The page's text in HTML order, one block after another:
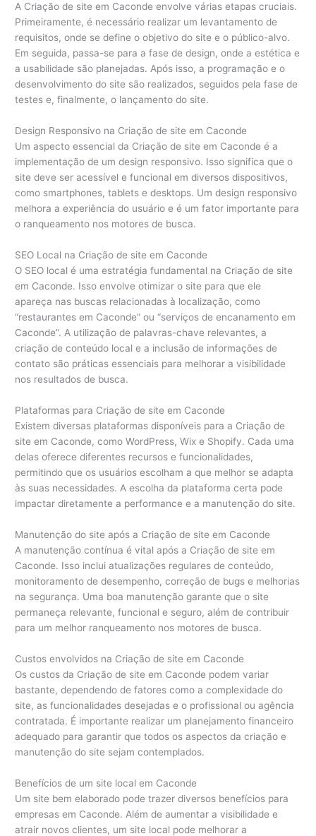
A Criação de site em Caconde envolve várias etapas cruciais.
Primeiramente, é necessário realizar um levantamento de
requisitos, onde se define o objetivo do site e o público-alvo.
Em seguida, passa-se para a fase de design, onde a estética e
a usabilidade são planejadas. Após isso, a programação e o
desenvolvimento do site são realizados, seguidos pela fase de
testes e, finalmente, o lançamento do site.
Design Responsivo na Criação de site em Caconde
Um aspecto essencial da Criação de site em Caconde é a
implementação de um design responsivo. Isso significa que o
site deve ser acessível e funcional em diversos dispositivos,
como smartphones, tablets e desktops. Um design responsivo
melhora a experiência do usuário e é um fator importante para
o ranqueamento nos motores de busca.
SEO Local na Criação de site em Caconde
O SEO local é uma estratégia fundamental na Criação de site
em Caconde. Isso envolve otimizar o site para que ele
apareça nas buscas relacionadas à localização, como
“restaurantes em Caconde” ou “serviços de encanamento em
Caconde”. A utilização de palavras-chave relevantes, a
criação de conteúdo local e a inclusão de informações de
contato são práticas essenciais para melhorar a visibilidade
nos resultados de busca.
Plataformas para Criação de site em Caconde
Existem diversas plataformas disponíveis para a Criação de
site em Caconde, como WordPress, Wix e Shopify. Cada uma
delas oferece diferentes recursos e funcionalidades,
permitindo que os usuários escolham a que melhor se adapta
às suas necessidades. A escolha da plataforma certa pode
impactar diretamente a performance e a manutenção do site.
Manutenção do site após a Criação de site em Caconde
A manutenção contínua é vital após a Criação de site em
Caconde. Isso inclui atualizações regulares de conteúdo,
monitoramento de desempenho, correção de bugs e melhorias
na segurança. Uma boa manutenção garante que o site
permaneça relevante, funcional e seguro, além de contribuir
para um melhor ranqueamento nos motores de busca.
Custos envolvidos na Criação de site em Caconde
Os custos da Criação de site em Caconde podem variar
bastante, dependendo de fatores como a complexidade do
site, as funcionalidades desejadas e o profissional ou agência
contratada. É importante realizar um planejamento financeiro
adequado para garantir que todos os aspectos da criação e
manutenção do site sejam contemplados.
Benefícios de um site local em Caconde
Um site bem elaborado pode trazer diversos benefícios para
empresas em Caconde. Além de aumentar a visibilidade e
atrair novos clientes, um site local pode melhorar a